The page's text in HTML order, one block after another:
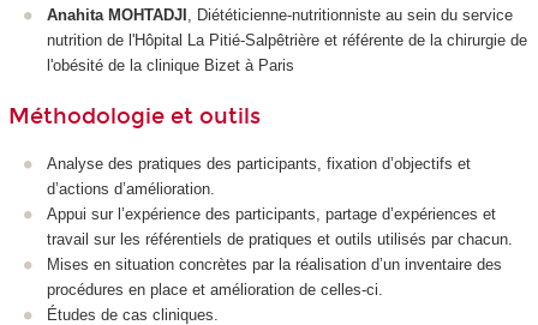
Anahita MOHTADJI
, Diététicienne-nutritionniste au sein du service
nutrition de l'Hôpital La Pitié-Salpêtrière et référente de la chirurgie de
l'obésité de la clinique Bizet à Paris
Méthodologie et outils
Analyse des pratiques des participants, fixation d’objectifs et
d’actions d’amélioration.
Appui sur l’expérience des participants, partage d’expériences et
travail sur les référentiels de pratiques et outils utilisés par chacun.
Mises en situation concrètes par la réalisation d’un inventaire des
procédures en place et amélioration de celles-ci.
Études de cas cliniques.